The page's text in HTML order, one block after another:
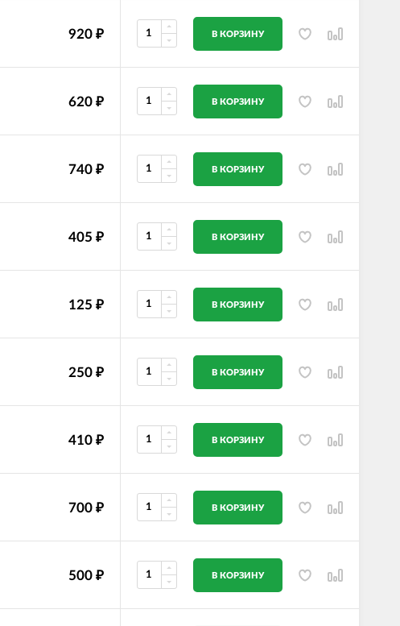
920 ₽ В КОРЗИНУ
620 ₽ В КОРЗИНУ
740 ₽ В КОРЗИНУ
405 ₽ В КОРЗИНУ
125 ₽ В КОРЗИНУ
250 ₽ В КОРЗИНУ
410 ₽ В КОРЗИНУ
700 ₽ В КОРЗИНУ
500 ₽ В КОРЗИНУ